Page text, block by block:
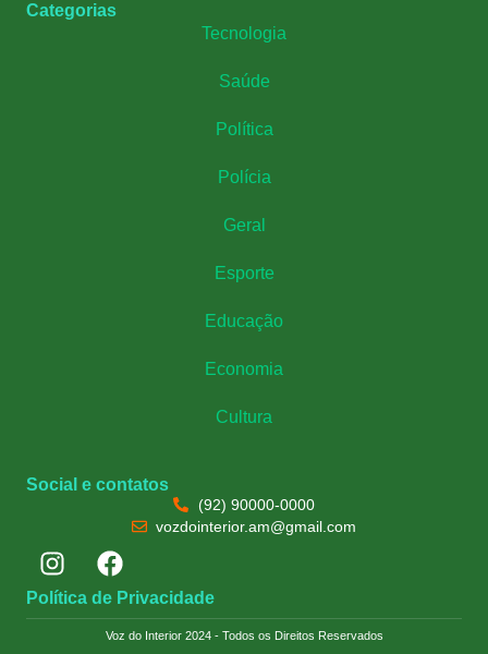
Categorias
Tecnologia
Saúde
Política
Polícia
Geral
Esporte
Educação
Economia
Cultura
Social e contatos
(92) 90000-0000
vozdointerior.am@gmail.com
Política de Privacidade
Voz do Interior 2024 - Todos os Direitos Reservados